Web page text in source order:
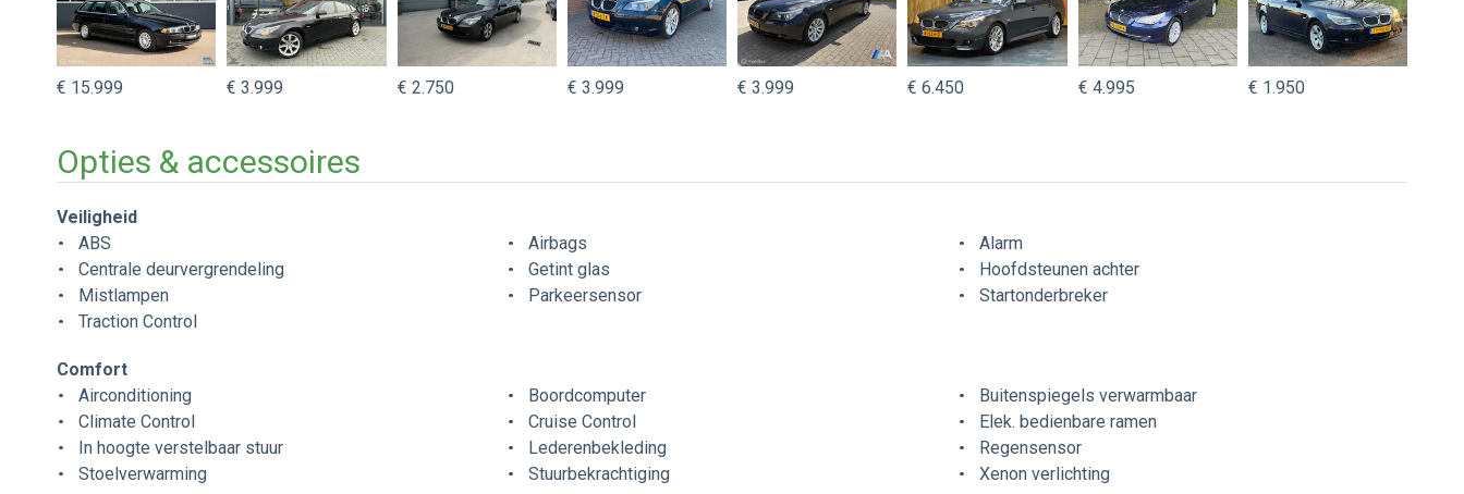
€ 15.999 € 3.999 € 2.750 € 3.999 € 3.999 € 6.450 € 4.995 € 1.950
Opties & accessoires
Veiligheid
ABS
Airbags
Alarm
Centrale deurvergrendeling
Getint glas
Hoofdsteunen achter
Mistlampen
Parkeersensor
Startonderbreker
Traction Control
Comfort
Airconditioning
Boordcomputer
Buitenspiegels verwarmbaar
Climate Control
Cruise Control
Elek. bedienbare ramen
In hoogte verstelbaar stuur
Lederenbekleding
Regensensor
Stoelverwarming
Stuurbekrachtiging Xenon verlichting